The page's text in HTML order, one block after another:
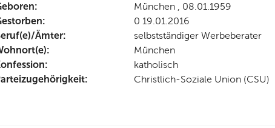
München , 08.01.1959
0 19.01.2016
Ämter: selbstständiger Werbeberater
München
katholisch
Christlich-Soziale Union (CSU)